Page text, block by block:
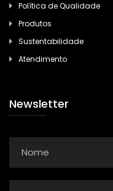
Política de Qualidade
Produtos
Sustentabilidade
Atendimento
Newsletter